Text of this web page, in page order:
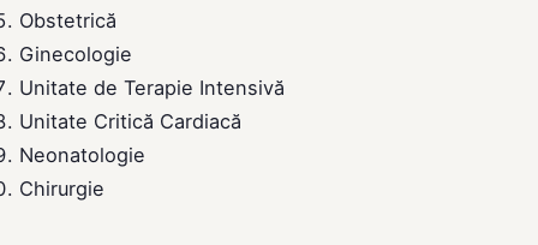
Obstetrică
Ginecologie
Unitate de Terapie Intensivă
Unitate Critică Cardiacă
Neonatologie
Chirurgie